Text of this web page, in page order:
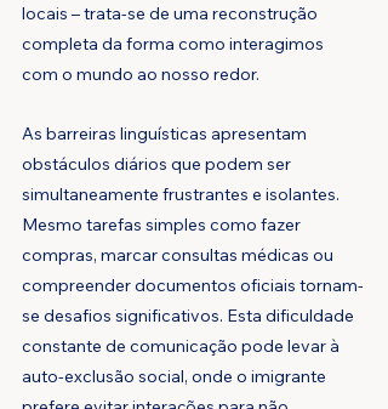
locais – trata-se de uma reconstrução
completa da forma como interagimos
com o mundo ao nosso redor.
As barreiras linguísticas apresentam
obstáculos diários que podem ser
simultaneamente frustrantes e isolantes.
Mesmo tarefas simples como fazer
compras, marcar consultas médicas ou
compreender documentos oficiais tornam-
se desafios significativos. Esta dificuldade
constante de comunicação pode levar à
auto-exclusão social, onde o imigrante